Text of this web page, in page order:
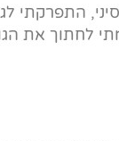
התפרקתי
לחתוך את